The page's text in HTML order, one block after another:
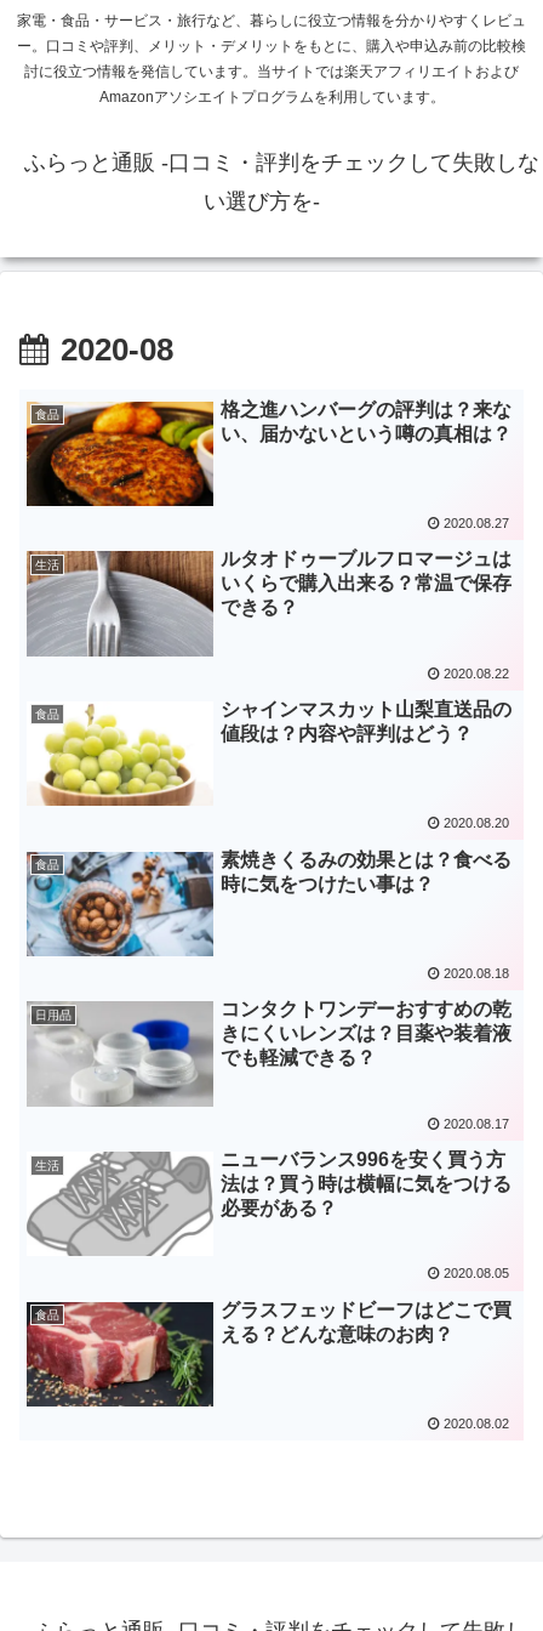
家電・食品・サービス・旅行など、暮らしに役立つ情報を分かりやすくレビュ
ー。口コミや評判、メリット・デメリットをもとに、購入や申込み前の比較検
討に役立つ情報を発信しています。当サイトでは楽天アフィリエイトおよび
Amazonアソシエイトプログラムを利用しています。
ふらっと通販 -口コミ・評判をチェックして失敗しな
い選び方を-
2020-08
食品
格之進ハンバーグの評判は？来な
い、届かないという噂の真相は？
2020.08.27
生活
ルタオドゥーブルフロマージュは
いくらで購入出来る？常温で保存
できる？
2020.08.22
食品
シャインマスカット山梨直送品の
値段は？内容や評判はどう？
2020.08.20
食品
素焼きくるみの効果とは？食べる
時に気をつけたい事は？
2020.08.18
日用品
コンタクトワンデーおすすめの乾
きにくいレンズは？目薬や装着液
でも軽減できる？
2020.08.17
生活
ニューバランス996を安く買う方
法は？買う時は横幅に気をつける
必要がある？
2020.08.05
食品
グラスフェッドビーフはどこで買
える？どんな意味のお肉？
2020.08.02